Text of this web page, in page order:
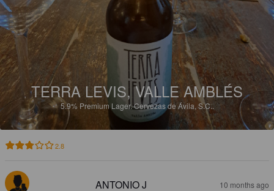
TERRA LEVIS, VALLE AMBLÉS
5.9% Premium Lager.Cervezas de Ávila, S.C..
2.8
ANTONIO J 10 months ago